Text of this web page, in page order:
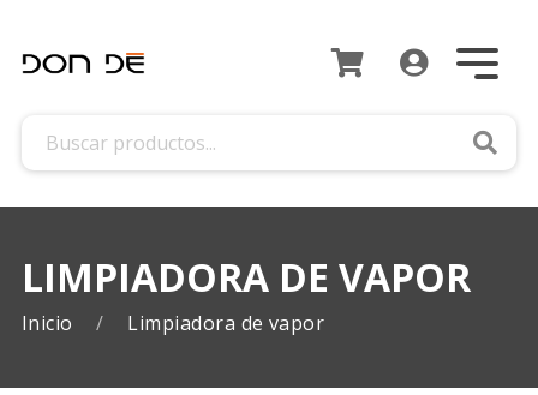
LIMPIADORA DE VAPOR
Inicio Limpiadora de vapor